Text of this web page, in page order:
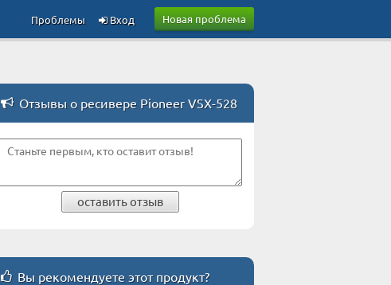
Новая проблема
Вход
Проблемы
Отзывы о ресивере Pioneer VSX-528
оставить отзыв
Вы рекомендуете этот продукт?